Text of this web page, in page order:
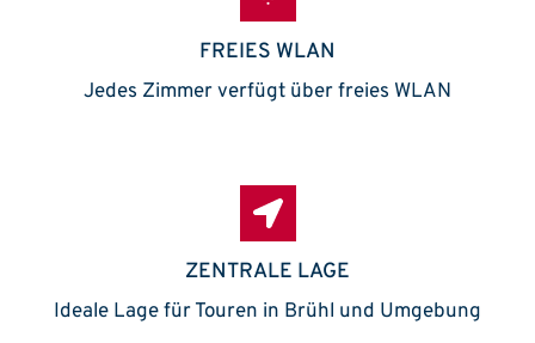
FREIES WLAN
Jedes Zimmer verfügt über freies WLAN
ZENTRALE LAGE
Ideale Lage für Touren in Brühl und Umgebung